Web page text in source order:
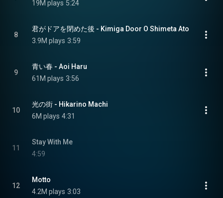
19M plays 5:24
8
君がドアを閉めた後 - Kimiga Door O Shimeta Ato
3.9M plays 3:59
9
青い春 - Aoi Haru
61M plays 3:56
10
光の街 - Hikarino Machi
6M plays 4:31
11
Stay With Me
4:59
12
Motto
4.2M plays 3:03